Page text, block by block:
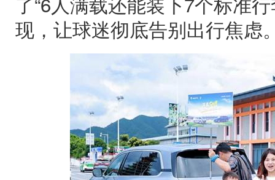
现，让球迷彻底告别出行焦虑